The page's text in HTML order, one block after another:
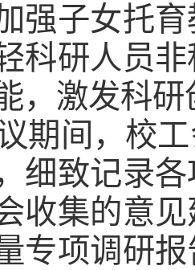
强子女托
科研人员
，激发科
期间，校
细致记录
收集的意
专项调研